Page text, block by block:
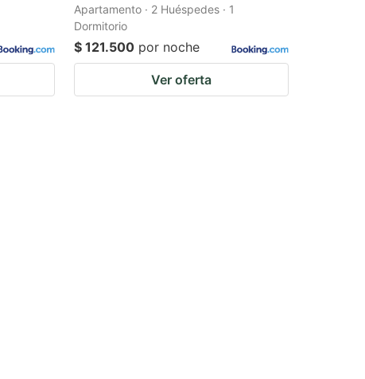
Apartamento · 2 Huéspedes · 1
Dormitorio
$ 121.500 por noche
Ver oferta